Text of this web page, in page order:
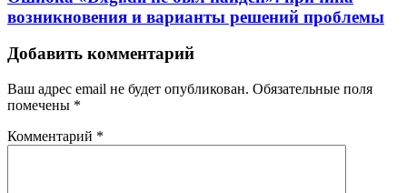
возникновения и варианты решений проблемы
Добавить комментарий
Ваш адрес email не будет опубликован. Обязательные поля
помечены *
Комментарий *